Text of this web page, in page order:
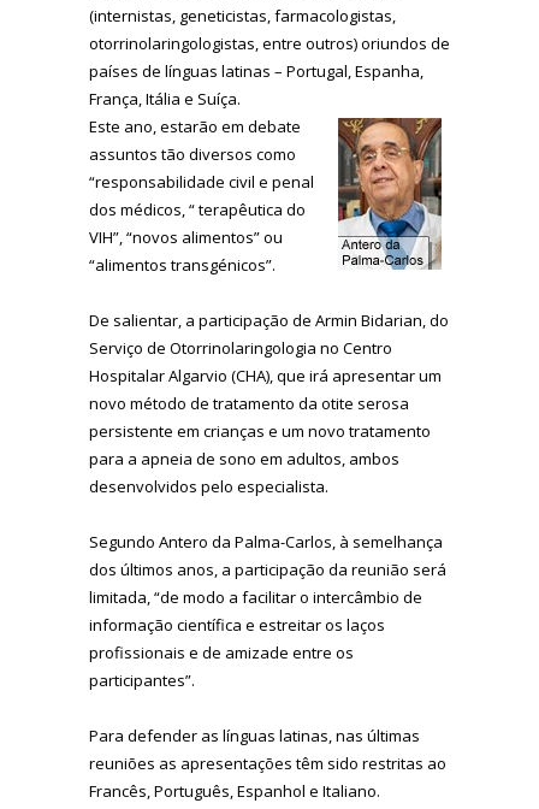
(internistas, geneticistas, farmacologistas,
otorrinolaringologistas, entre outros) oriundos de
países de línguas latinas – Portugal, Espanha,
França, Itália e Suíça.
Este ano, estarão em debate
assuntos tão diversos como
“responsabilidade civil e penal
dos médicos, “ terapêutica do
VIH”, “novos alimentos” ou
“alimentos transgénicos”.
De salientar, a participação de Armin Bidarian, do
Serviço de Otorrinolaringologia no Centro
Hospitalar Algarvio (CHA), que irá apresentar um
novo método de tratamento da otite serosa
persistente em crianças e um novo tratamento
para a apneia de sono em adultos, ambos
desenvolvidos pelo especialista.
Segundo Antero da Palma-Carlos, à semelhança
dos últimos anos, a participação da reunião será
limitada, “de modo a facilitar o intercâmbio de
informação científica e estreitar os laços
profissionais e de amizade entre os
participantes”.
Para defender as línguas latinas, nas últimas
reuniões as apresentações têm sido restritas ao
Francês, Português, Espanhol e Italiano.